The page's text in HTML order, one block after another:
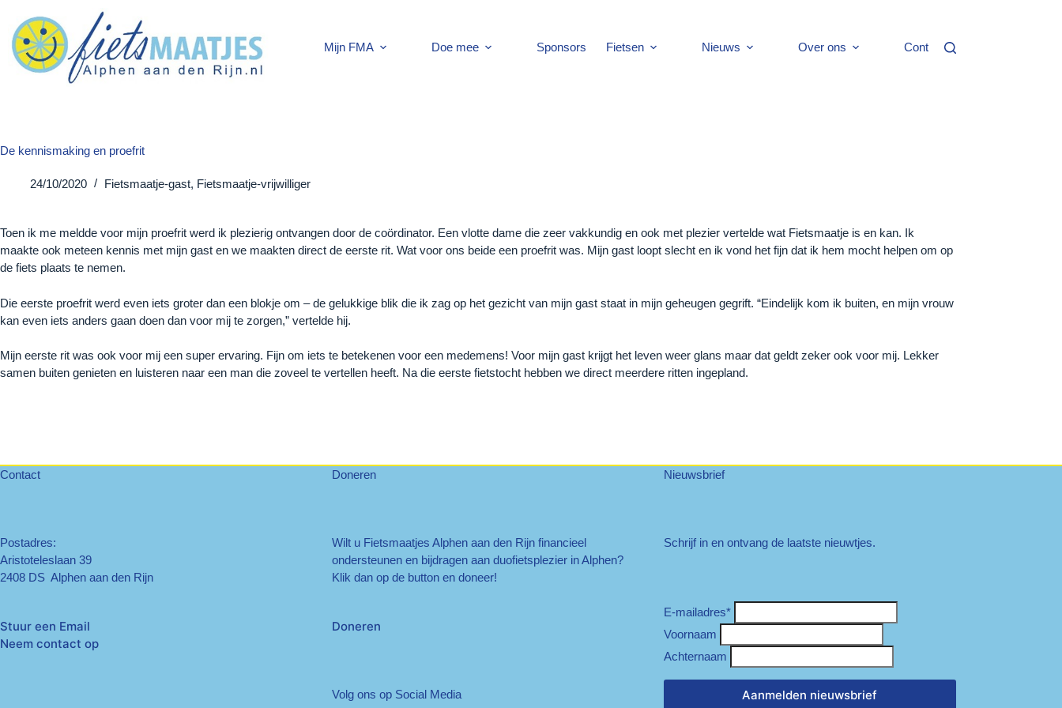
naar
inhoud
Mijn FMA Doe mee Sponsors Fietsen Nieuws Over ons Contact
De kennismaking en proefrit
24/10/2020 Fietsmaatje-gast, Fietsmaatje-vrijwilliger
Toen ik me meldde voor mijn proefrit werd ik plezierig ontvangen door de coördinator. Een vlotte dame die zeer vakkundig en ook met plezier vertelde wat Fietsmaatje is en kan. Ik
maakte ook meteen kennis met mijn gast en we maakten direct de eerste rit. Wat voor ons beide een proefrit was. Mijn gast loopt slecht en ik vond het fijn dat ik hem mocht helpen om op
de fiets plaats te nemen.
Die eerste proefrit werd even iets groter dan een blokje om – de gelukkige blik die ik zag op het gezicht van mijn gast staat in mijn geheugen gegrift. “Eindelijk kom ik buiten, en mijn vrouw
kan even iets anders gaan doen dan voor mij te zorgen,” vertelde hij.
Mijn eerste rit was ook voor mij een super ervaring. Fijn om iets te betekenen voor een medemens! Voor mijn gast krijgt het leven weer glans maar dat geldt zeker ook voor mij. Lekker
samen buiten genieten en luisteren naar een man die zoveel te vertellen heeft. Na die eerste fietstocht hebben we direct meerdere ritten ingepland.
Contact
Postadres:
Aristoteleslaan 39
2408 DS Alphen aan den Rijn
Stuur een Email
Neem contact op
Doneren
Wilt u Fietsmaatjes Alphen aan den Rijn financieel
ondersteunen en bijdragen aan duofietsplezier in Alphen?
Klik dan op de button en doneer!
Doneren
Volg ons op Social Media
Nieuwsbrief
Schrijf in en ontvang de laatste nieuwtjes.
E-mailadres*
Voornaam
Achternaam
Aanmelden nieuwsbrief